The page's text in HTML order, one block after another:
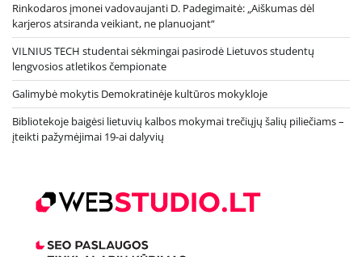
Rinkodaros įmonei vadovaujanti D. Padegimaitė: „Aiškumas dėl
karjeros atsiranda veikiant, ne planuojant“
VILNIUS TECH studentai sėkmingai pasirodė Lietuvos studentų
lengvosios atletikos čempionate
Galimybė mokytis Demokratinėje kultūros mokykloje
Bibliotekoje baigėsi lietuvių kalbos mokymai trečiųjų šalių piliečiams –
įteikti pažymėjimai 19-ai dalyvių